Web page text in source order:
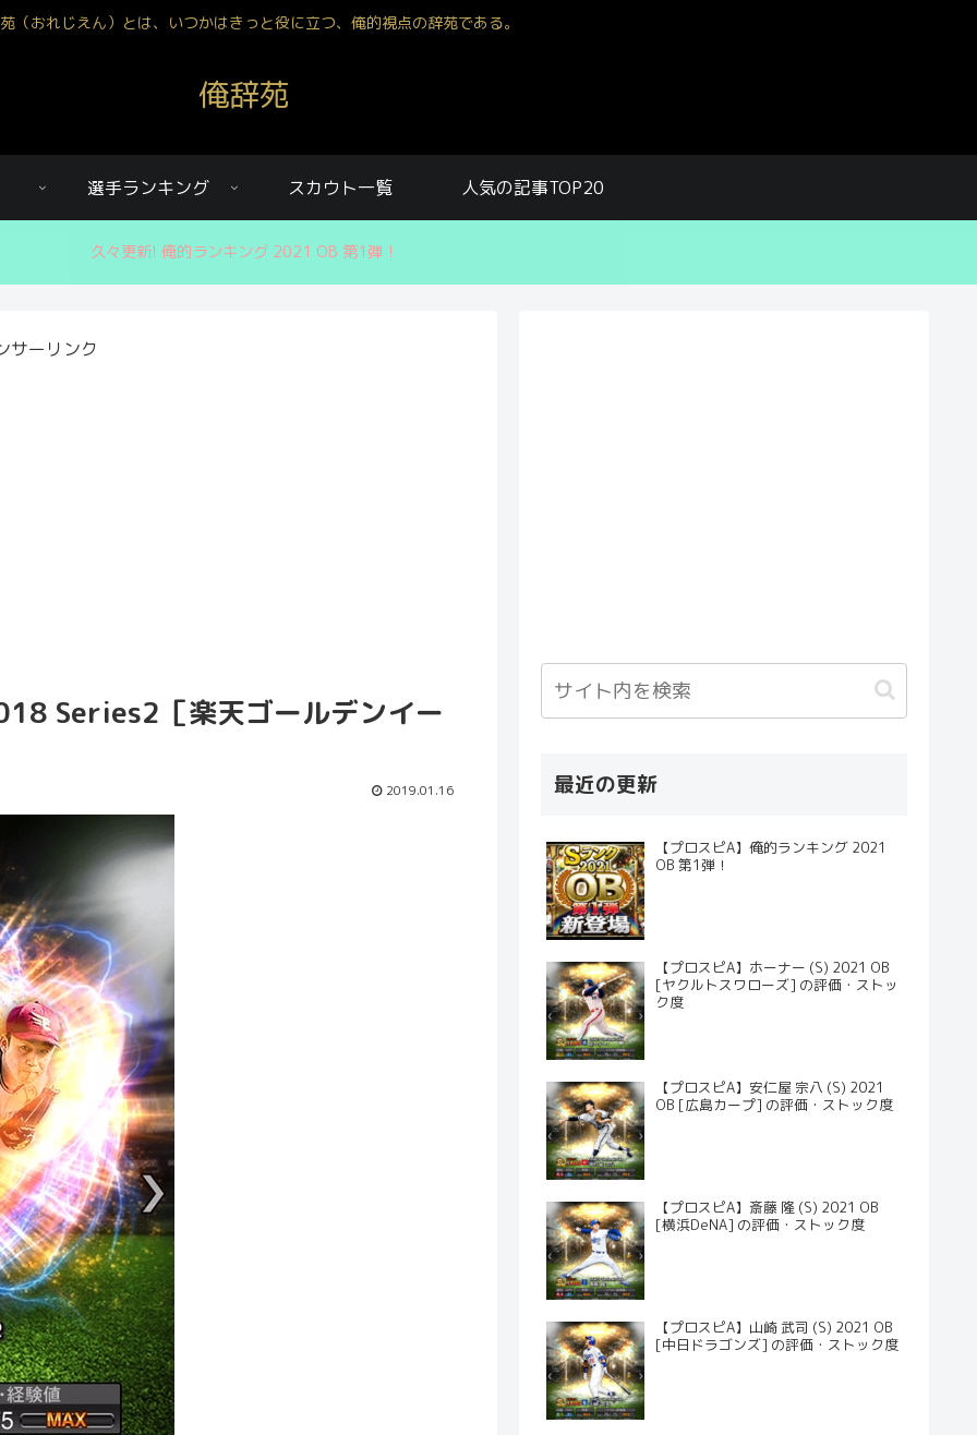
（おれじえん）とは、いつかはきっと役に立つ、俺的視点の辞苑である。
俺辞苑
選手ランキング スカウト一覧 人気の記事TOP20
久々更新! 俺的ランキング 2021 OB 第1弾！
サーリンク
Series2［楽天ゴールデンイー
2019.01.16 最近の更新
【プロスピA】俺的ランキング 2021
OB 第1弾！
【プロスピA】ホーナー (S) 2021 OB
[ヤクルトスワローズ] の評価・ストッ
ク度
【プロスピA】安仁屋 宗八 (S) 2021
OB [広島カープ] の評価・ストック度
【プロスピA】斎藤 隆 (S) 2021 OB
[横浜DeNA] の評価・ストック度
【プロスピA】山崎 武司 (S) 2021 OB
[中日ドラゴンズ] の評価・ストック度